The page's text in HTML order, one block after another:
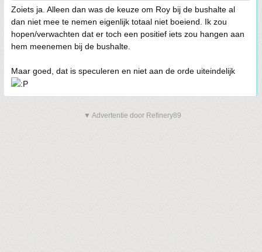
Zoiets ja. Alleen dan was de keuze om Roy bij de bushalte al
dan niet mee te nemen eigenlijk totaal niet boeiend. Ik zou
hopen/verwachten dat er toch een positief iets zou hangen aan
hem meenemen bij de bushalte.
Maar goed, dat is speculeren en niet aan de orde uiteindelijk
▼ Advertentie door Refinery89